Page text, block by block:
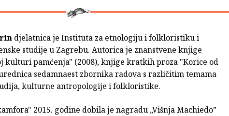
djelatnica je Instituta za etnologiju i folkloristiku i
studije u Zagrebu. Autorica je znanstvene knjige
kulturi pamćenja" (2008), knjige kratkih proza "Korice od
sedamnaest zbornika radova s različitim temama
kulturne antropologije i folkloristike.
2015. godine dobila je nagradu „Višnja Machiedo”